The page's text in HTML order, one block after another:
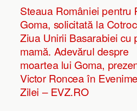
Steaua României pentru
Goma, solicitată la
Ziua Unirii Basarabiei cu
mamă. Adevărul despre
moartea lui Goma,
Victor Roncea în
Zilei – EVZ.RO